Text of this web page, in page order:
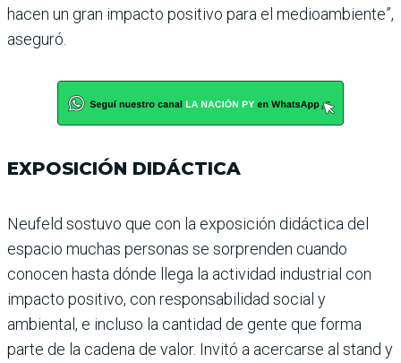
hacen un gran impacto positivo para el medioambiente”,
aseguró.
EXPOSICIÓN DIDÁCTICA
Neufeld sostuvo que con la exposición didáctica del
espa­cio muchas personas se sor­prenden cuando
conocen hasta dónde llega la actividad industrial con
impacto posi­tivo, con responsabilidad social y
ambiental, e incluso la canti­dad de gente que forma
parte de la cadena de valor. Invitó a acer­carse al stand y